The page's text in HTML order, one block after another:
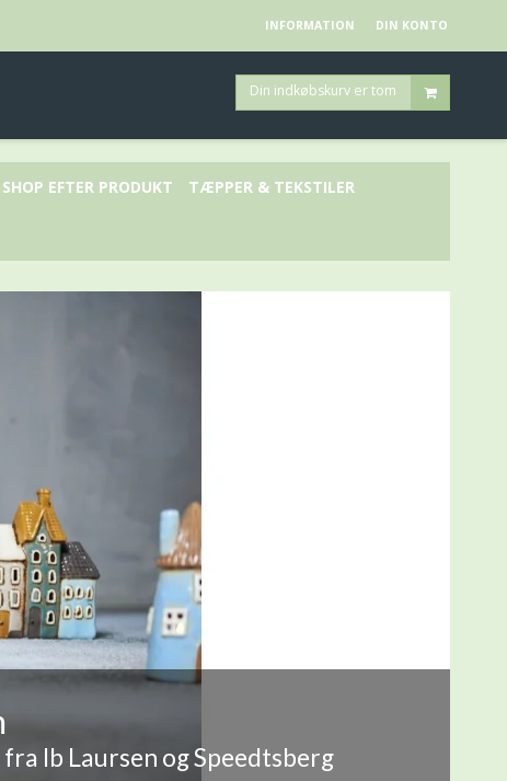
INFORMATION DIN KONTO
Din indkøbskurv er tom
SHOP EFTER PRODUKT TÆPPER & TEKSTILER
Ib Laursen og Speedtsberg